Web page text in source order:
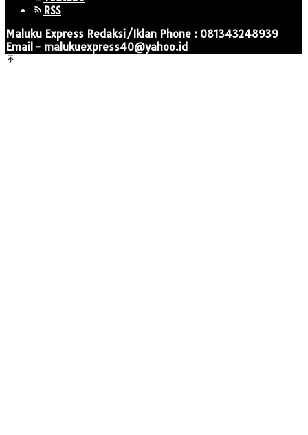
RSS
Maluku Express Redaksi/Iklan Phone : 081343248939
Email - malukuexpress40@yahoo.id